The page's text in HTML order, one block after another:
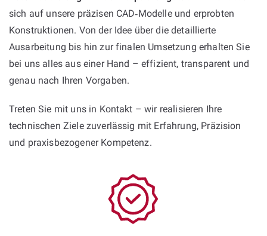
sich auf unsere präzisen CAD‑Modelle und erprobten
Konstruktionen. Von der Idee über die detaillierte
Ausarbeitung bis hin zur finalen Umsetzung erhalten Sie
bei uns alles aus einer Hand – effizient, transparent und
genau nach Ihren Vorgaben.
Treten Sie mit uns in Kontakt – wir realisieren Ihre
technischen Ziele zuverlässig mit Erfahrung, Präzision
und praxisbezogener Kompetenz.